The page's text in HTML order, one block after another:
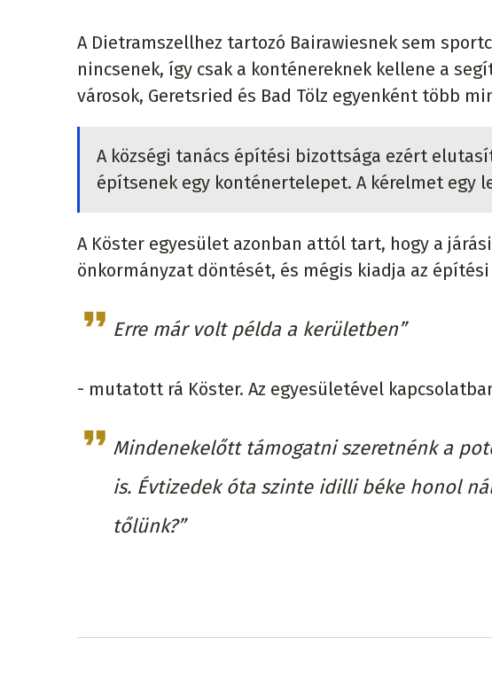
A Dietramszellhez tartozó Bairawiesnek sem
nincsenek, így csak a konténereknek kellene a
városok, Geretsried és Bad Tölz egyenként több
A községi tanács építési bizottsága ezért
építsenek egy konténertelepet. A kérelmet egy
A Köster egyesület azonban attól tart, hogy a
önkormányzat döntését, és mégis kiadja az
Erre már volt példa a kerületben”
- mutatott rá Köster. Az egyesületével
Mindenekelőtt támogatni szeretnénk a
is. Évtizedek óta szinte idilli béke honol
tőlünk?”